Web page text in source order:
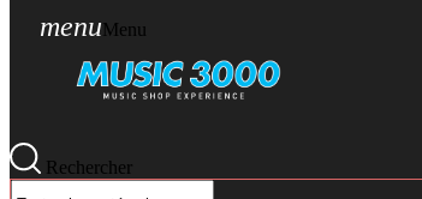
menuMenu
Rechercher